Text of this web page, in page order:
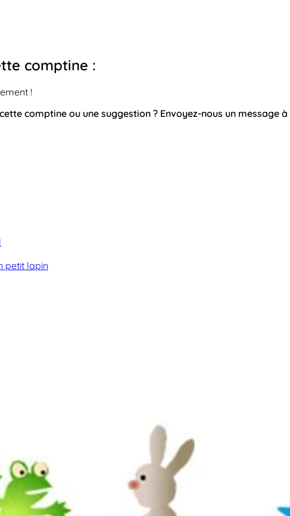
comptine :
!
comptine ou une suggestion ? Envoyez-nous un message à
petit lapin